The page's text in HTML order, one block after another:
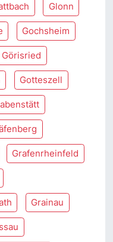
Glonn
Gochsheim
Görisried
Gotteszell
Grafenrheinfeld
Grainau